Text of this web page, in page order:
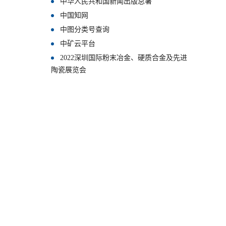
中国知网
中图分类号查询
中矿云平台
2022深圳国际粉末冶金、硬质合金及先进
陶瓷展览会